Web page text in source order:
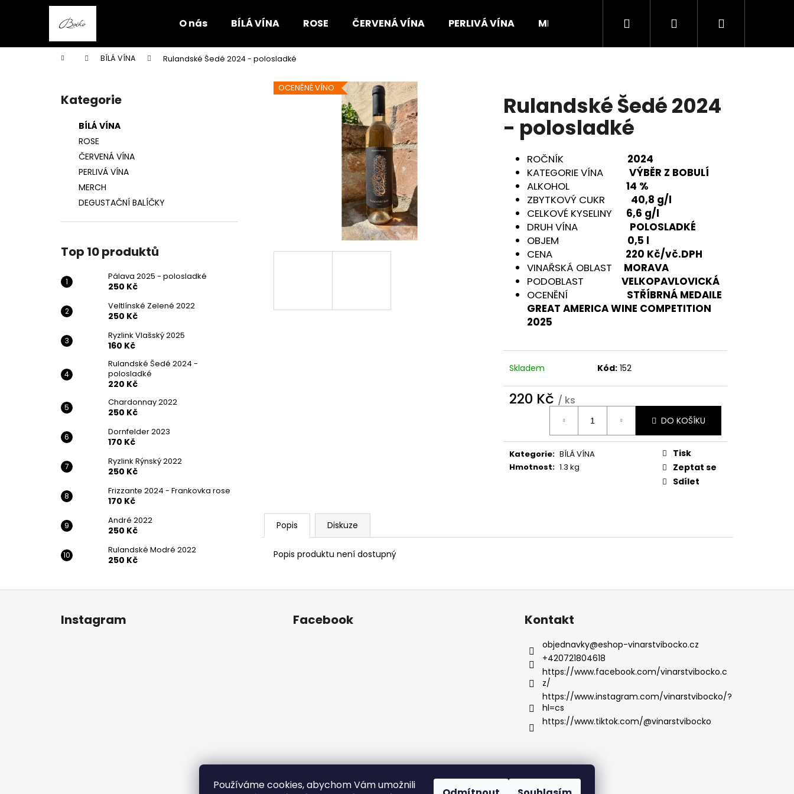
Používáme cookies, abychom Vám umožnili
O nás BÍLÁ VÍNA ROSE ČERVENÁ VÍNA PERLIVÁ VÍNA MERCH DEGUSTAČNÍ BALÍČKY
Hledat PřihlášeníNákupní
Domů BÍLÁ VÍNA Rulandské Šedé 2024 - polosladké
Přeskočit
kategorie
Kategorie
BÍLÁ VÍNA
ROSE
ČERVENÁ VÍNA
PERLIVÁ VÍNA
MERCH
DEGUSTAČNÍ BALÍČKY
Top 10 produktů
Pálava 2025 - polosladké
250 Kč
Veltlínské Zelené 2022
250 Kč
Ryzlink Vlašský 2025
160 Kč
Rulandské Šedé 2024 -
polosladké
220 Kč
Chardonnay 2022
250 Kč
Dornfelder 2023
170 Kč
Ryzlink Rýnský 2022
250 Kč
Frizzante 2024 - Frankovka rose
170 Kč
André 2022
250 Kč
Rulandské Modré 2022
250 Kč
Rulandské Šedé 2024
- polosladké
ROČNÍK
2024
KATEGORIE VÍNA VÝBĚR Z BOBULÍ
ALKOHOL 14 %
ZBYTKOVÝ CUKR 40,8 g/l
CELKOVÉ KYSELINY 6,6 g/l
DRUH VÍNA POLOSLADKÉ
OBJEM 0,5 l
CENA 220 Kč/vč.DPH
VINAŘSKÁ OBLAST MORAVA
PODOBLAST VELKOPAVLOVICKÁ
OCENĚNÍ STŘÍBRNÁ MEDAILE
GREAT AMERICA WINE COMPETITION
2025
Skladem Kód: 152
220 Kč / ks
DO KOŠÍKU
Kategorie: BÍLÁ VÍNA
Hmotnost: 1.3 kg
Tisk
Zeptat se
Sdílet
OCENĚNÉ VÍNO
Popis Diskuze
Popis produktu není dostupný
í
Zpět
do
Zpět
do
Co potřebujete najít?
Doporučujeme
Následující
250 Kč
RYZLINK VLAŠSKÝ 2025
Z
Instagram Facebook Kontakt
objednavky@eshop-vinarstvibocko.cz
+420721804618
https://www.facebook.com/vinarstvibocko.c
z/
https://www.instagram.com/vinarstvibocko/?
hl=cs
https://www.tiktok.com/@vinarstvibocko